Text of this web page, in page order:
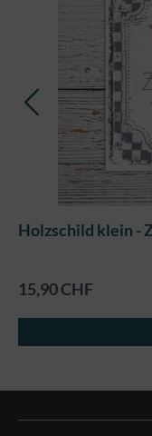
Holzschild klein -
15,90 CHF